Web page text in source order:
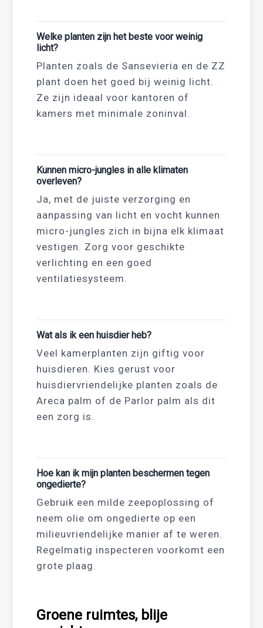
Welke planten zijn het beste voor weinig
licht?
Planten zoals de Sansevieria en de ZZ
plant doen het goed bij weinig licht.
Ze zijn ideaal voor kantoren of
kamers met minimale zoninval.
Kunnen micro-jungles in alle klimaten
overleven?
Ja, met de juiste verzorging en
aanpassing van licht en vocht kunnen
micro-jungles zich in bijna elk klimaat
vestigen. Zorg voor geschikte
verlichting en een goed
ventilatiesysteem.
Wat als ik een huisdier heb?
Veel kamerplanten zijn giftig voor
huisdieren. Kies gerust voor
huisdiervriendelijke planten zoals de
Areca palm of de Parlor palm als dit
een zorg is.
Hoe kan ik mijn planten beschermen tegen
ongedierte?
Gebruik een milde zeepoplossing of
neem olie om ongedierte op een
milieuvriendelijke manier af te weren.
Regelmatig inspecteren voorkomt een
grote plaag.
Groene ruimtes, blije